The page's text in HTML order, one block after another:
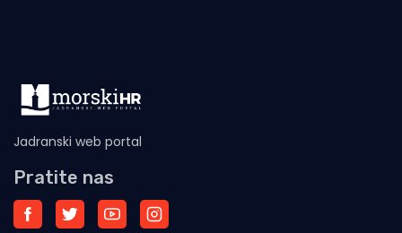
Jadranski web portal
Pratite nas